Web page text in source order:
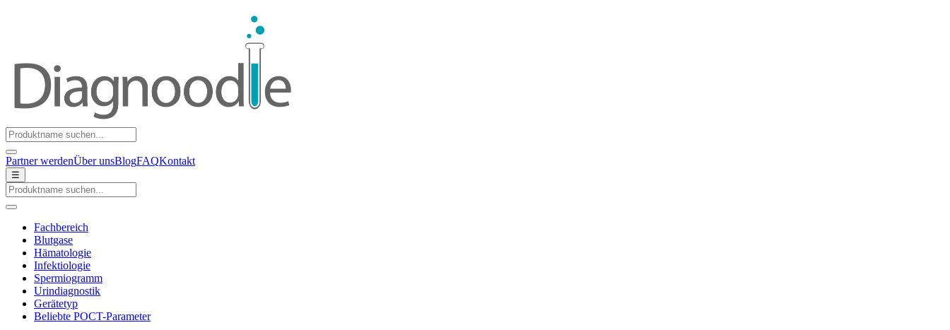
Partner werdenÜber unsBlogFAQKontakt
☰
Fachbereich
Blutgase
Hämatologie
Infektiologie
Spermiogramm
Urindiagnostik
Gerätetyp
Beliebte POCT-Parameter